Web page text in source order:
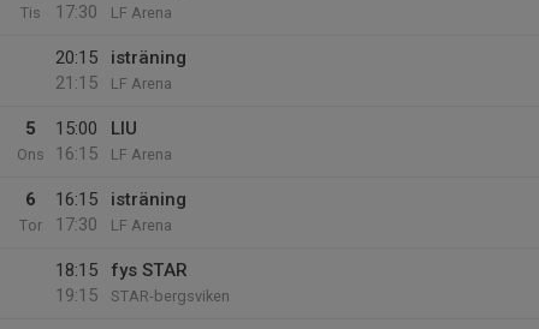
Tis
17:30
LF Arena
20:15
21:15
isträning
LF Arena
5
Ons
15:00
16:15
LIU
LF Arena
6
Tor
16:15
17:30
isträning
LF Arena
18:15
19:15
fys STAR
STAR-bergsviken